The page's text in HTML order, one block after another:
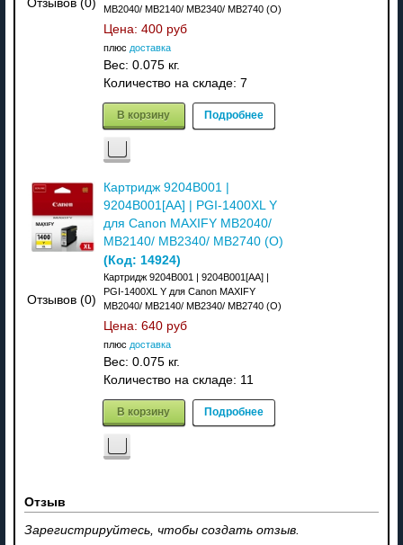
Отзывов (0)
MB2040/ MB2140/ MB2340/ MB2740 (O)
Цена: 400 руб
плюс доставка
Вес: 0.075 кг.
Количество на складе: 7
В корзину Подробнее
Отзывов (0)
Картридж 9204B001 |
9204B001[AA] | PGI-1400XL Y
для Canon MAXIFY MB2040/
MB2140/ MB2340/ MB2740 (O)
(Код: 14924)
Картридж 9204B001 | 9204B001[AA] |
PGI-1400XL Y для Canon MAXIFY
MB2040/ MB2140/ MB2340/ MB2740 (O)
Цена: 640 руб
плюс доставка
Вес: 0.075 кг.
Количество на складе: 11
В корзину Подробнее
Отзыв
Зарегистрируйтесь, чтобы создать отзыв.